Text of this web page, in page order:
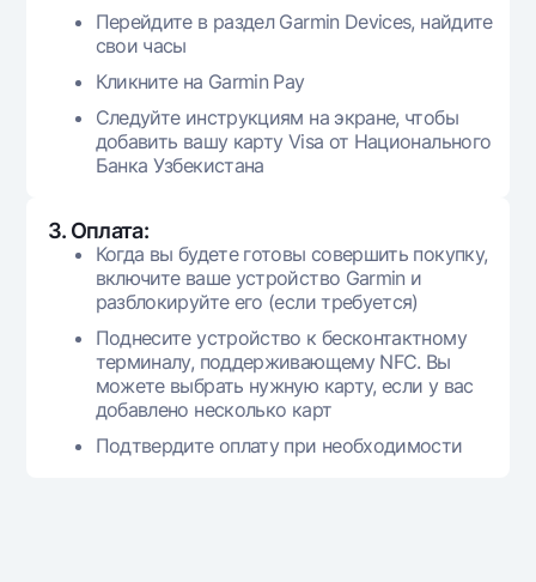
Перейдите в раздел Garmin Devices, найдите
свои часы
Кликните на Garmin Pay
Следуйте инструкциям на экране, чтобы
добавить вашу карту Visa от Национального
Банка Узбекистана
3. Оплата:
Когда вы будете готовы совершить покупку,
включите ваше устройство Garmin и
разблокируйте его (если требуется)
Поднесите устройство к бесконтактному
терминалу, поддерживающему NFC. Вы
можете выбрать нужную карту, если у вас
добавлено несколько карт
Подтвердите оплату при необходимости